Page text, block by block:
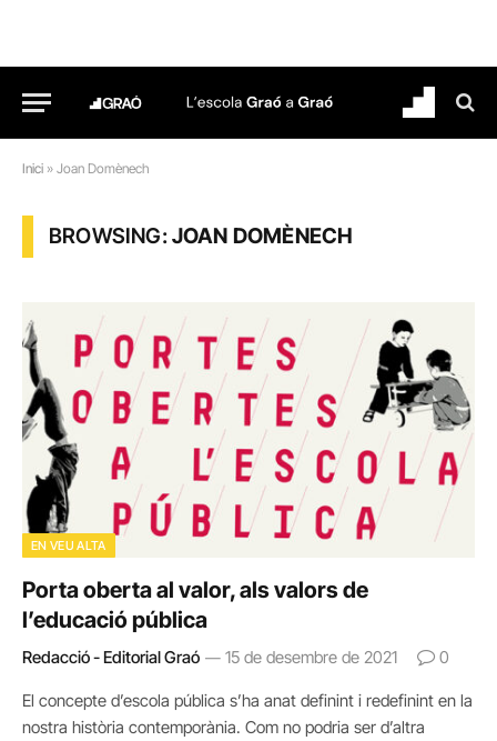
Inici » Joan Domènech
BROWSING:JOAN DOMÈNECH
EN VEU ALTA
Porta oberta al valor, als valors de
l’educació pública
Redacció - Editorial Graó 15 de desembre de 2021 0
El concepte d’escola pública s’ha anat definint i redefinint en la
nostra història contemporània. Com no podria ser d’altra